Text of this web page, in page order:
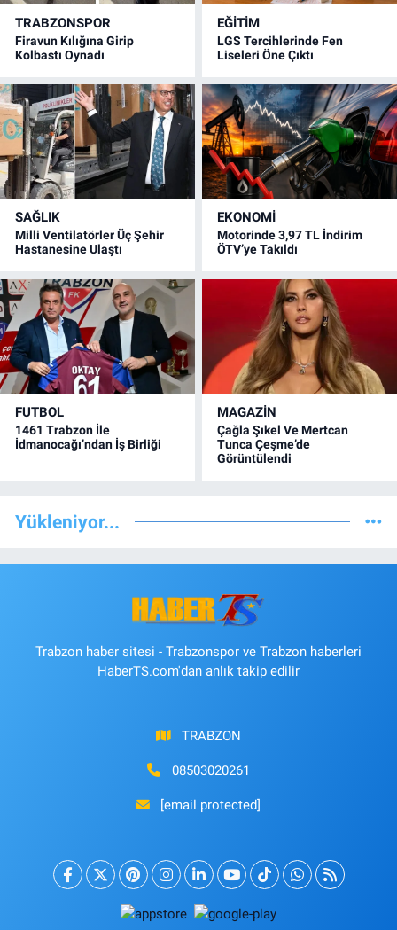
TRABZONSPOR
Firavun Kılığına Girip
Kolbastı Oynadı
EĞİTİM
LGS Tercihlerinde Fen
Liseleri Öne Çıktı
SAĞLIK
Milli Ventilatörler Üç Şehir
Hastanesine Ulaştı
EKONOMİ
Motorinde 3,97 TL İndirim
ÖTV’ye Takıldı
FUTBOL
1461 Trabzon İle
İdmanocağı’ndan İş Birliği
MAGAZİN
Çağla Şıkel Ve Mertcan
Tunca Çeşme’de
Görüntülendi
Yükleniyor...
Trabzon haber sitesi - Trabzonspor ve Trabzon haberleri
HaberTS.com'dan anlık takip edilir
TRABZON
08503020261
[email protected]